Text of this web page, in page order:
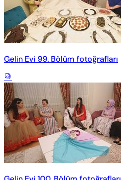
Gelin Evi 99. Bölüm fotoğrafları